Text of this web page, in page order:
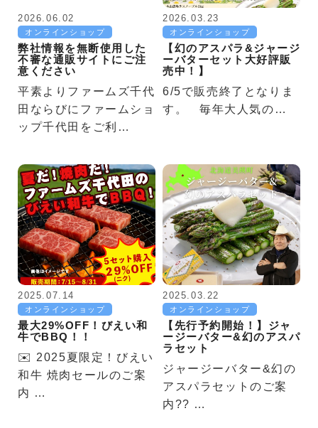
2026.06.02
オンラインショップ
弊社情報を無断使用した
不審な通販サイトにご注
意ください
平素よりファームズ千代
田ならびにファームショ
ップ千代田をご利…
2026.03.23
オンラインショップ
【幻のアスパラ&ジャージ
ーバターセット大好評販
売中！】
6/5で販売終了となりま
す。 毎年大人気の…
2025.07.14
オンラインショップ
最大29%OFF！びえい和
牛でBBQ！！
✉️ 2025夏限定！びえい
和牛 焼肉セールのご案
内 …
2025.03.22
オンラインショップ
【先行予約開始！】ジャ
ージーバター&幻のアスパ
ラセット
ジャージーバター&幻の
アスパラセットのご案
内?? …